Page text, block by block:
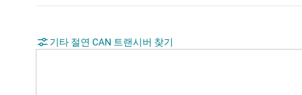
기타 절연 CAN 트랜시버 찾기